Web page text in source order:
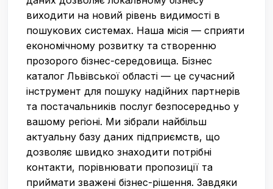
виходити на новий рівень видимості в
пошукових системах. Наша місія — сприяти
економічному розвитку та створенню
прозорого бізнес-середовища. Бізнес
каталог Львівської області — це сучасний
інструмент для пошуку надійних партнерів
та постачальників послуг безпосередньо у
вашому регіоні. Ми зібрали найбільш
актуальну базу даних підприємств, що
дозволяє швидко знаходити потрібні
контакти, порівнювати пропозиції та
приймати зважені бізнес-рішення. Завдяки